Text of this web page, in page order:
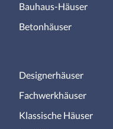
Bauhaus-Häuser
Betonhäuser
Designerhäuser
Fachwerkhäuser
Klassische Häuser